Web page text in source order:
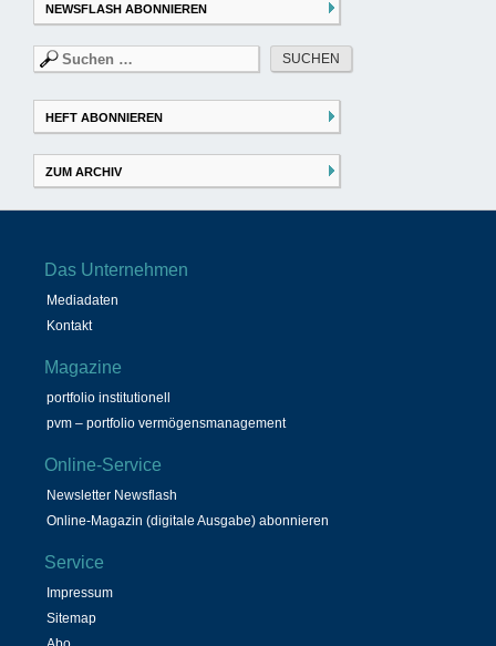
NEWSFLASH ABONNIEREN
Suchen
nach:
HEFT ABONNIEREN
ZUM ARCHIV
Das Unternehmen
Mediadaten
Kontakt
Magazine
portfolio institutionell
pvm – portfolio vermögensmanagement
Online-Service
Newsletter Newsflash
Online-Magazin (digitale Ausgabe) abonnieren
Service
Impressum
Sitemap